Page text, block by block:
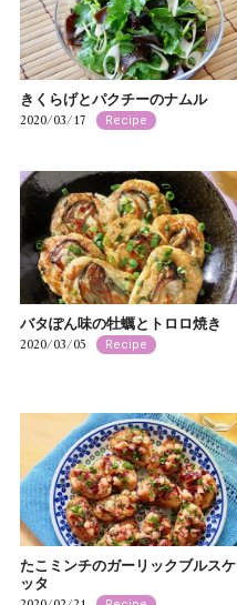
きくらげとパクチーのナムル
2020/03/17 Recipe
バタぽん味の牡蠣とトロロ焼き
2020/03/05 Recipe
たこミンチのガーリックブルスケ
ッタ